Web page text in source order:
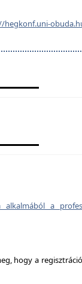
hegkonf.uni-
alkalmából a
hogy a